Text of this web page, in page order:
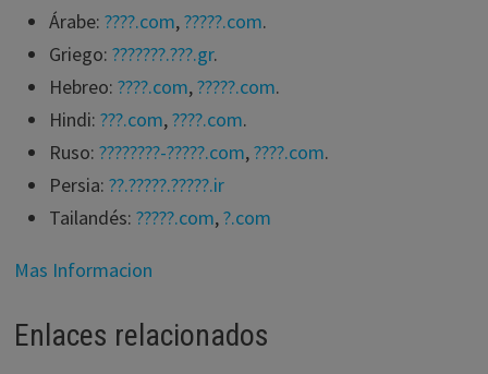
Árabe: ????.com,?????.com.
Griego: ???????.???.gr.
Hebreo: ????.com,?????.com.
Hindi: ???.com,????.com.
Ruso: ????????-?????.com,????.com.
Persia: ??.?????.?????.ir
Tailandés: ?????.com,?.com
Mas Informacion
Enlaces relacionados